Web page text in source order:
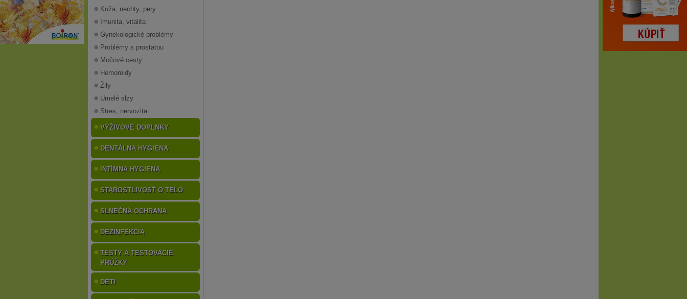
Koža, nechty, pery
Imunita, vitalita
Gynekologické problémy
Problémy s prostatou
Močové cesty
Hemoroidy
Žily
Umelé slzy
Stres, nervozita
VÝŽIVOVÉ DOPLNKY
DENTÁLNA HYGIENA
INTÍMNA HYGIENA
STAROSTLIVOSŤ O TELO
SLNEČNÁ OCHRANA
DEZINFEKCIA
TESTY A TESTOVACIE
PRÚŽKY
DETI